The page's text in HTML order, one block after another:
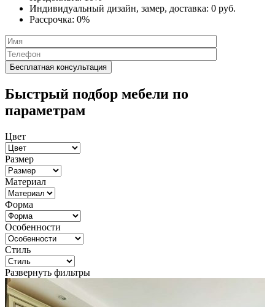
Индивидуальный дизайн, замер, доставка: 0 руб.
Рассрочка: 0%
Быстрый подбор мебели по
параметрам
Цвет
Размер
Материал
Форма
Особенности
Стиль
Развернуть фильтры